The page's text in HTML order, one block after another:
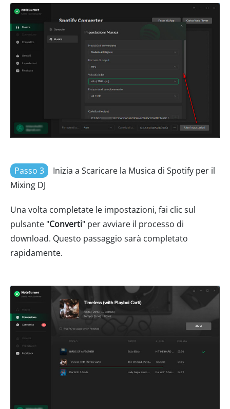
Passo 3
Inizia a Scaricare la Musica di Spotify per il
Mixing DJ
Una volta completate le impostazioni, fai clic sul
pulsante "Converti" per avviare il processo di
download. Questo passaggio sarà completato
rapidamente.